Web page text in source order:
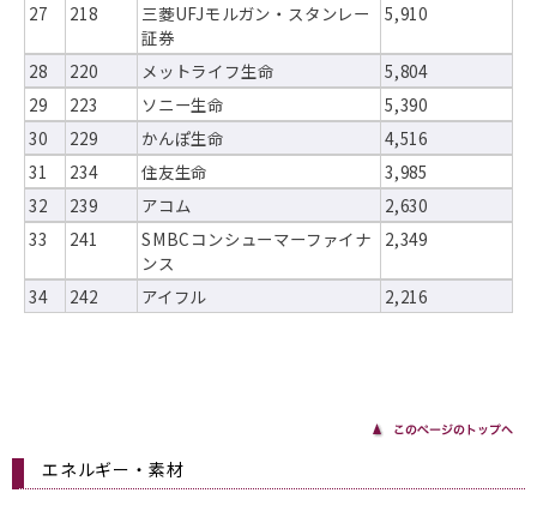
27
218
三菱UFJモルガン・スタンレー
証券
5,910
28 220 メットライフ生命
5,804
29
223 ソニー生命
5,390
30
229 かんぽ生命
4,516
31
234 住友生命
3,985
32
239 アコム
2,630
33
241
SMBCコンシューマーファイナ
ンス
2,349
34 242 アイフル 2,216
エネルギー・素材